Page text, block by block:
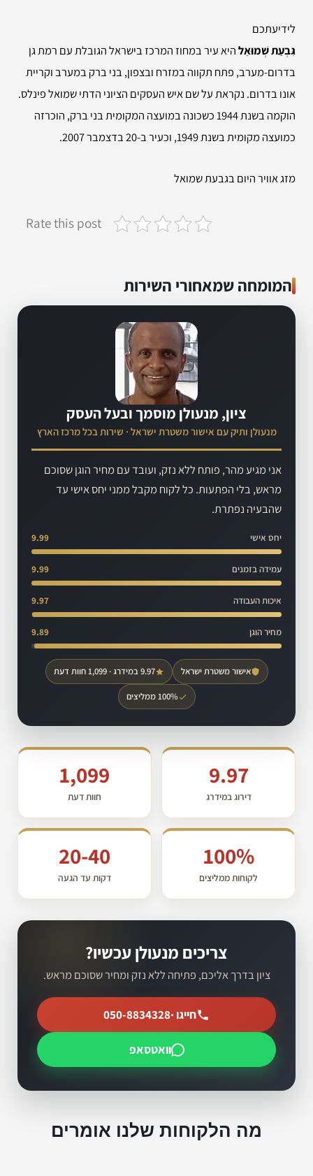
לידיעתכם
גִּבְעַת שְׁמוּאֵלהיא עיר במחוז המרכז בישראל הגובלת עם רמת גן
בדרום-מערב, פתח תקווה במזרח ובצפון, בני ברק במערב וקריית
אונו בדרום. נקראת על שם איש העסקים הציוני הדתי שמואל פינלס.
הוקמה בשנת 1944 כשכונה במועצה המקומית בני ברק, הוכרזה
כמועצה מקומית בשנת 1949, וכעיר ב-20 בדצמבר 2007.
מזג אוויר היום בגבעת שמואל
Rate this post
המומחה שמאחורי השירות
ציון, מנעולן מוסמך ובעל העסק
מנעולן ותיק עם אישור משטרת ישראל · שירות בכל מרכז הארץ
אני מגיע מהר, פותח ללא נזק, ועובד עם מחיר הוגן שסוכם
מראש, בלי הפתעות. כל לקוח מקבל ממני יחס אישי עד
שהבעיה נפתרת.
יחס אישי 9.99
עמידה בזמנים 9.99
איכות העבודה 9.97
מחיר הוגן 9.89
אישור משטרת ישראל 9.97 במידרג · 1,099 חוות דעת
100% ממליצים
9.97
דירוג במידרג
1,099
חוות דעת
100%
לקוחות ממליצים
20-40
דקות עד הגעה
צריכים מנעולן עכשיו?
ציון בדרך אליכם, פתיחה ללא נזק ומחיר שסוכם מראש.
חייגו ·050-8834328
וואטסאפ
מה הלקוחות שלנו אומרים